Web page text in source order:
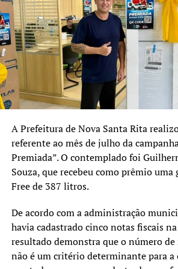
importante para
consolidarmos
públicas eficientes,
com transparência
diálogo com a
afirmou.
O secretário municipal de Segurança
Godoi, destacou que a reunião também
para apresentar os resultados do
discutir as ações previstas para os
“O Conselho de
um espaço de
construção
A Prefeitura de Nova Santa Rita
referente ao mês de julho da
Premiada”. O contemplado foi
Souza, que recebeu como prêmio uma
Free de 387 litros.
De acordo com a administração
havia cadastrado cinco notas fiscais
resultado demonstra que o número
não é um critério determinante para a